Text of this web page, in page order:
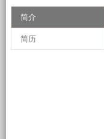
简介
简历